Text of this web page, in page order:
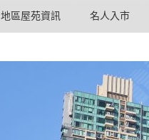
地區屋苑資訊 名人入市